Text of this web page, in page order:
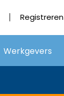
Registreren
Werkgevers